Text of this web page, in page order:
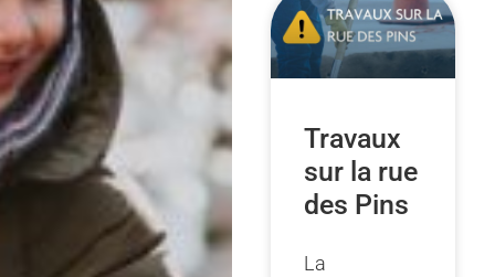
Travaux
sur la rue
des Pins
La